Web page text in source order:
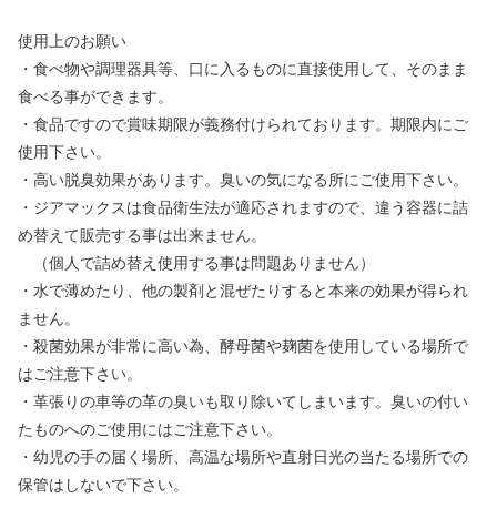
使用上のお願い
・食べ物や調理器具等、口に入るものに直接使用して、そのまま
食べる事ができます。
・食品ですので賞味期限が義務付けられております。期限内にご
使用下さい。
・高い脱臭効果があります。臭いの気になる所にご使用下さい。
・ジアマックスは食品衛生法が適応されますので、違う容器に詰
め替えて販売する事は出来ません。
（個人で詰め替え使用する事は問題ありません）
・水で薄めたり、他の製剤と混ぜたりすると本来の効果が得られ
ません。
・殺菌効果が非常に高い為、酵母菌や麹菌を使用している場所で
はご注意下さい。
・革張りの車等の革の臭いも取り除いてしまいます。臭いの付い
たものへのご使用にはご注意下さい。
・幼児の手の届く場所、高温な場所や直射日光の当たる場所での
保管はしないで下さい。